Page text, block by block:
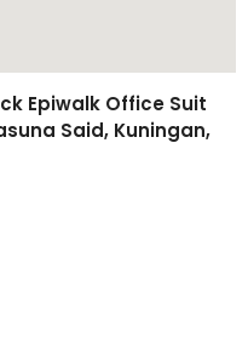
Epiwalk Office Suit
Said, Kuningan,